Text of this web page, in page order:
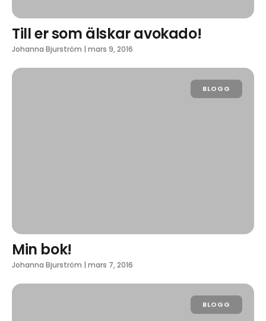
Till er som älskar avokado!
Johanna Bjurström | mars 9, 2016
BLOGG
Min bok!
Johanna Bjurström | mars 7, 2016
BLOGG